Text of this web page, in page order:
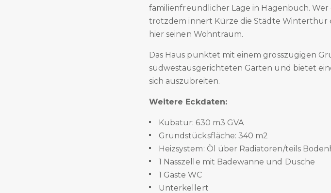
familienfreundlicher Lage in Hagenbuch.
trotzdem innert Kürze die Städte Winterthur
hier seinen Wohntraum.
Das Haus punktet mit einem grosszügigen
südwestausgerichteten Garten und bietet
sich auszubreiten.
Weitere Eckdaten:
Kubatur: 630 m3 GVA
Grundstücksfläche: 340 m2
Heizsystem: Öl über Radiatoren/teils
1 Nasszelle mit Badewanne und Dusche
1 Gäste WC
Unterkellert